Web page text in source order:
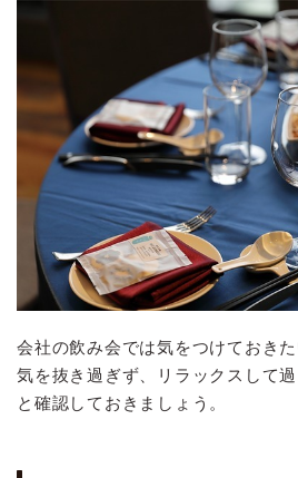
会社の飲み会では気をつけておき
気を抜き過ぎず、リラックスして
と確認しておきましょう。